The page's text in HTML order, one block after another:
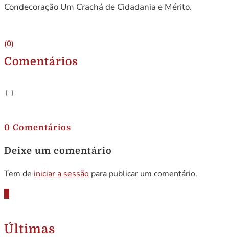
Condecoração Um Crachá de Cidadania e Mérito.
(0)
Comentários
0 Comentários
Deixe um comentário
Tem de iniciar a sessão para publicar um comentário.
Últimas